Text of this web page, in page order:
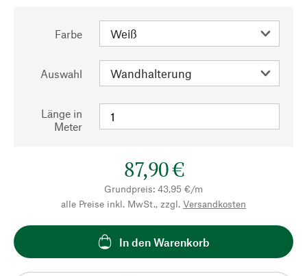
Farbe
Auswahl
Länge in
Meter
87,90 €
Grundpreis: 43,95 €/m
alle Preise inkl. MwSt., zzgl. Versandkosten
In den Warenkorb